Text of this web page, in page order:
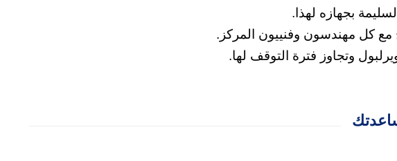
بجهازه لهذا.
مع كل مهندسون وفنييون المركز.
وتجاوز فترة التوقف لها.